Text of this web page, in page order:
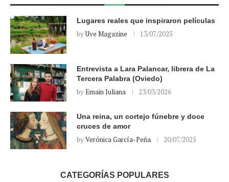
Lugares reales que inspiraron películas
byUve Magazine 13/07/2025
Entrevista a Lara Palancar, librera de La
Tercera Palabra (Oviedo)
byEmain Juliana 23/03/2026
Una reina, un cortejo fúnebre y doce
cruces de amor
byVerónica García-Peña 20/07/2025
CATEGORÍAS POPULARES